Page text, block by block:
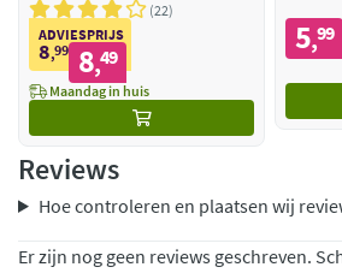
22
ADVIESPRIJS
8,99 8,49
Maandag in huis
5,99
Reviews
Hoe controleren en plaatsen wij
Er zijn nog geen reviews geschreven.